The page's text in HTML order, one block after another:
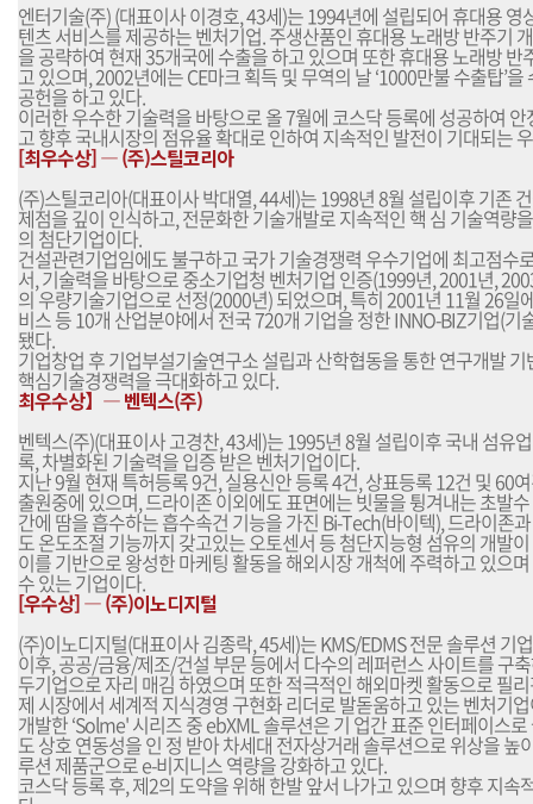
엔터기술(주) (대표이사 이경호, 43세)는 1994년에 설립되어 휴대용 영
텐츠 서비스를 제공하는 벤처기업. 주생산품인 휴대용 노래방 반주기
을 공략하여 현재 35개국에 수출을 하고 있으며 또한 휴대용 노래방
고 있으며, 2002년에는 CE마크 획득 및 무역의 날 ‘1000만불 수출탑’
공헌을 하고 있다.
이러한 우수한 기술력을 바탕으로 올 7월에 코스닥 등록에 성공하여
고 향후 국내시장의 점유율 확대로 인하여 지속적인 발전이 기대되는
[최우수상] ― (주)스틸코리아
(주)스틸코리아(대표이사 박대열, 44세)는 1998년 8월 설립이후 기존
제점을 깊이 인식하고, 전문화한 기술개발로 지속적인 핵 심 기술역량
의 첨단기업이다.
건설관련기업임에도 불구하고 국가 기술경쟁력 우수기업에 최고점수
서, 기술력을 바탕으로 중소기업청 벤처기업 인증(1999년, 2001년,
의 우량기술기업으로 선정(2000년) 되었으며, 특히 2001년 11월 26일
비스 등 10개 산업분야에서 전국 720개 기업을 정한 INNO-BIZ기업(기
됐다.
기업창업 후 기업부설기술연구소 설립과 산학협동을 통한 연구개발
핵심기술경쟁력을 극대화하고 있다.
최우수상】― 벤텍스(주)
벤텍스(주)(대표이사 고경찬, 43세)는 1995년 8월 설립이후 국내 섬유
록, 차별화된 기술력을 입증 받은 벤처기업이다.
지난 9월 현재 특허등록 9건, 실용신안 등록 4건, 상표등록 12건 및 60
출원중에 있으며, 드라이존 이외에도 표면에는 빗물을 튕겨내는 초발
간에 땀을 흡수하는 흡수속건 기능을 가진 Bi-Tech(바이텍), 드라이존
도 온도조절 기능까지 갖고있는 오토센서 등 첨단지능형 섬유의 개발
이를 기반으로 왕성한 마케팅 활동을 해외시장 개척에 주력하고 있으
수 있는 기업이다.
[우수상] ― (주)이노디지털
(주)이노디지털(대표이사 김종락, 45세)는 KMS/EDMS 전문 솔루션 기
이후, 공공/금융/제조/건설 부문 등에서 다수의 레퍼런스 사이트를 구
두기업으로 자리 매김 하였으며 또한 적극적인 해외마켓 활동으로 필
제 시장에서 세계적 지식경영 구현화 리더로 발돋움하고 있는 벤처기
개발한 ‘Solme' 시리즈 중 ebXML 솔루션은 기 업간 표준 인터페이스
도 상호 연동성을 인 정 받아 차세대 전자상거래 솔루션으로 위상을 높
루션 제품군으로 e-비지니스 역량을 강화하고 있다.
코스닥 등록 후, 제2의 도약을 위해 한발 앞서 나가고 있으며 향후 지속